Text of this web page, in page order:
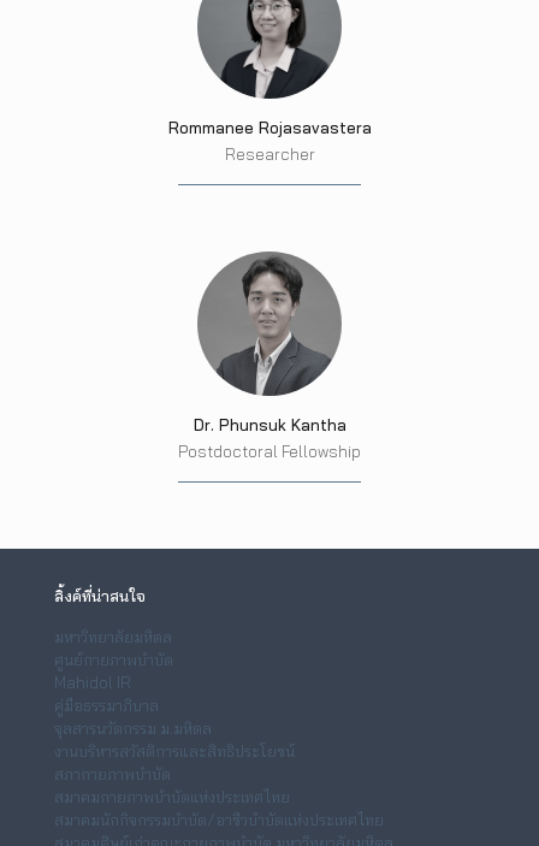
Rommanee Rojasavastera
Researcher
Dr. Phunsuk Kantha
Postdoctoral Fellowship
ลิ้งค์ที่น่าสนใจ
มหาวิทยาลัยมหิดล
ศูนย์กายภาพบำบัด
Mahidol IR
คู่มือธรรมาภิบาล
จุลสารนวัตกรรม ม.มหิดล
งานบริหารสวัสดิการและสิทธิประโยชน์
สภากายภาพบำบัด
สมาคมกายภาพบำบัดแห่งประเทศไทย
สมาคมนักกิจกรรมบำบัด/อาชีวบำบัดแห่งประเทศไทย